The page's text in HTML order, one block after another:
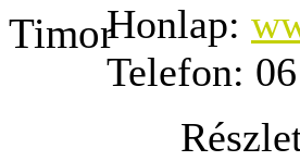
Honlap:
Telefon: